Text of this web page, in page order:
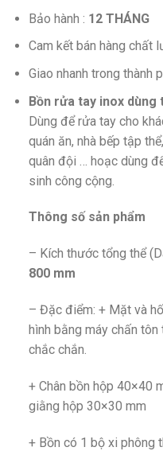
Bảo hành : 12 THÁNG
Cam kết bán hàng chất
Giao nhanh trong thành
Bồn rửa tay inox dùng
Dùng để rửa tay cho
quán ăn, nhà bếp tập
quân đội … hoạc dùng
sinh công cộng.
Thông số sản phẩm
– Kích thước tổng thể
800 mm
– Đặc điểm: + Mặt và
hình bằng máy chấn
chắc chắn.
+ Chân bồn hộp 40×40
giằng hộp 30×30 mm
+ Bồn có 1 bộ xi phông